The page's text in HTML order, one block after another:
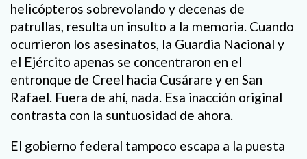
helicópteros sobrevolando y decenas de
patrullas, resulta un insulto a la memoria. Cuando
ocurrieron los asesinatos, la Guardia Nacional y
el Ejército apenas se concentraron en el
entronque de Creel hacia Cusárare y en San
Rafael. Fuera de ahí, nada. Esa inacción original
contrasta con la suntuosidad de ahora.
El gobierno federal tampoco escapa a la puesta